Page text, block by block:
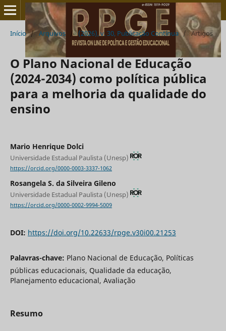
Início / Arquivos / (2026), v. 30, Publicação Contínua / Artigos
O Plano Nacional de Educação
(2024-2034) como política pública
para a melhoria da qualidade do
ensino
Mario Henrique Dolci
Universidade Estadual Paulista (Unesp)
https://orcid.org/0000-0003-3337-1062
Rosangela S. da Silveira Gileno
Universidade Estadual Paulista (Unesp)
https://orcid.org/0000-0002-9994-5009
DOI: https://doi.org/10.22633/rpge.v30i00.21253
Palavras-chave: Plano Nacional de Educação, Políticas
públicas educacionais, Qualidade da educação,
Planejamento educacional, Avaliação
Resumo